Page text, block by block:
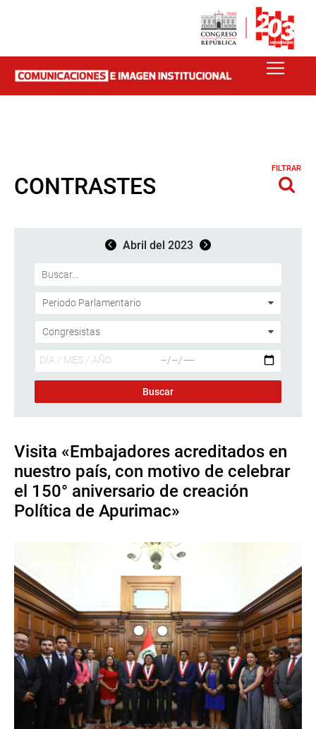
CONTRASTES
FILTRAR
Abril del 2023
Visita «Embajadores acreditados en
nuestro país, con motivo de celebrar
el 150° aniversario de creación
Política de Apurimac»